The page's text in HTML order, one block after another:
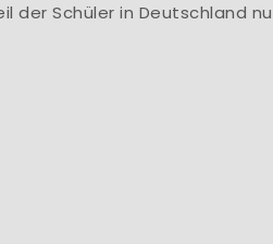
der Schüler in Deutschland